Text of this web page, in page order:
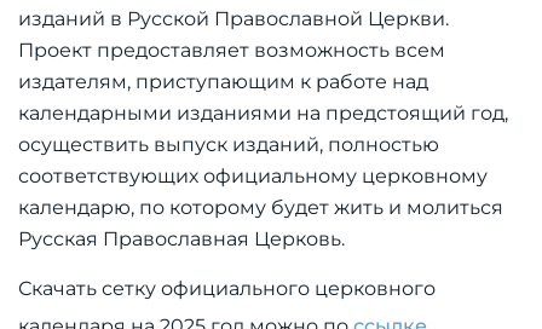
изданий в Русской Православной Церкви.
Проект предоставляет возможность всем
издателям, приступающим к работе над
календарными изданиями на предстоящий год,
осуществить выпуск изданий, полностью
соответствующих официальному церковному
календарю, по которому будет жить и молиться
Русская Православная Церковь.
Скачать сетку официального церковного